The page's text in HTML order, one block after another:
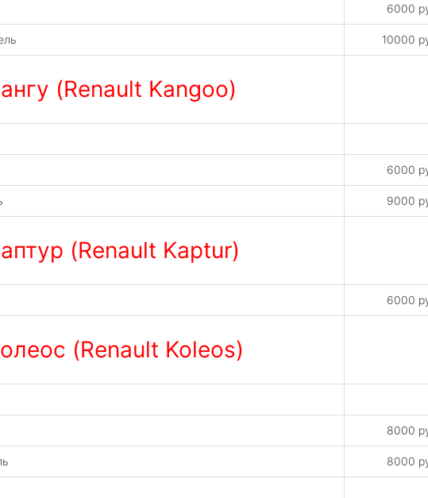
6000
10000
(Renault Kangoo)
6000
9000
(Renault Kaptur)
6000
(Renault Koleos)
8000
8000